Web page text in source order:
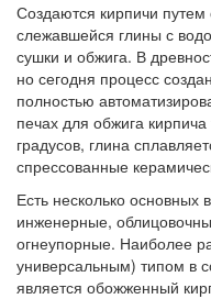
Создаются кирпичи
слежавшейся глины с
сушки и обжига. В
но сегодня процесс
полностью
печах для обжига
градусов, глина
спрессованные
Есть несколько
инженерные,
огнеупорные. Наиболее
универсальным) типом в
является обожженный